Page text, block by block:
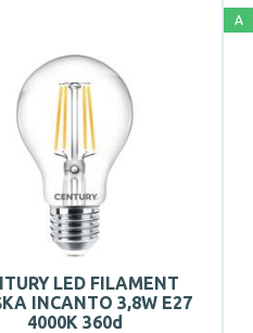
LED FILAMENT
INCANTO 3,8W E27
4000K 360d
A